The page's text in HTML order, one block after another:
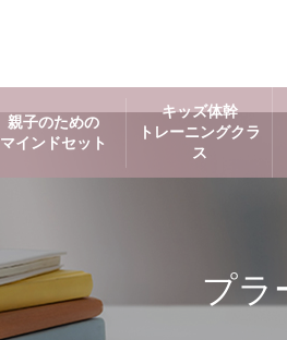
親子のための
マインドセット
キッズ体幹
トレーニングクラ
ス
プラ